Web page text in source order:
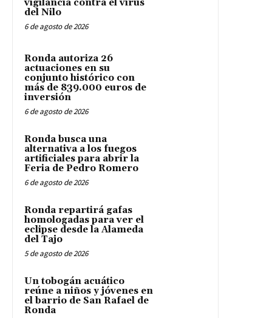
vigilancia contra el virus
del Nilo
6 de agosto de 2026
Ronda autoriza 26
actuaciones en su
conjunto histórico con
más de 839.000 euros de
inversión
6 de agosto de 2026
Ronda busca una
alternativa a los fuegos
artificiales para abrir la
Feria de Pedro Romero
6 de agosto de 2026
Ronda repartirá gafas
homologadas para ver el
eclipse desde la Alameda
del Tajo
5 de agosto de 2026
Un tobogán acuático
reúne a niños y jóvenes en
el barrio de San Rafael de
Ronda